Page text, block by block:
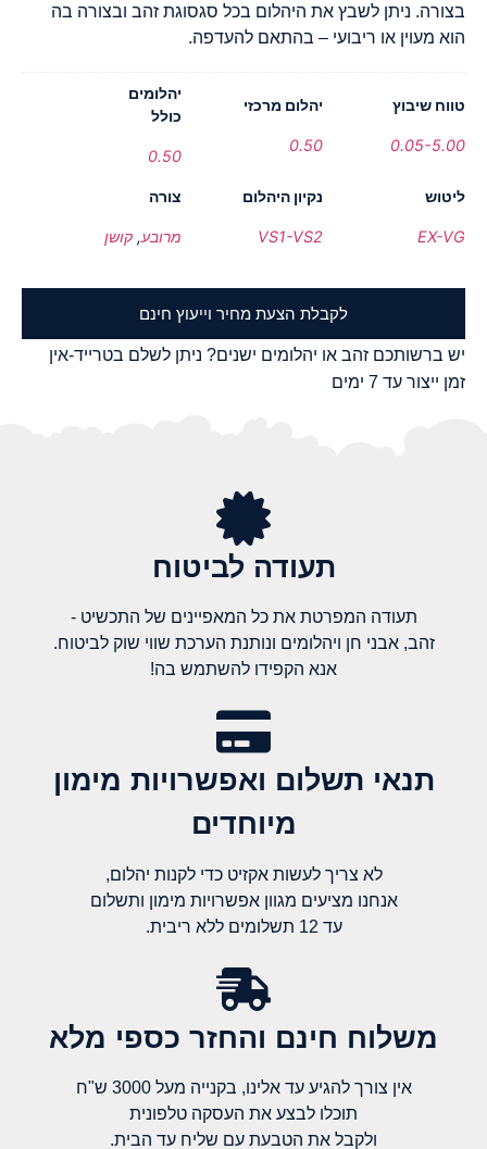
בצורה. ניתן לשבץ את היהלום בכל סגסוגת זהב ובצורה בה
הוא מעוין או ריבועי – בהתאם להעדפה.
טווח שיבוץ
0.05-5.00
יהלום מרכזי
0.50
יהלומים
כולל
0.50
ליטוש
EX-VG
נקיון היהלום
VS1-VS2
צורה
מרובע,קושן
לקבלת הצעת מחיר וייעוץ חינם
יש ברשותכם זהב או יהלומים ישנים? ניתן לשלם בטרייד-אין
זמן ייצור עד 7 ימים
תעודה לביטוח
תעודה המפרטת את כל המאפיינים של התכשיט -
זהב, אבני חן ויהלומים ונותנת הערכת שווי שוק לביטוח.
אנא הקפידו להשתמש בה!
תנאי תשלום ואפשרויות מימון
מיוחדים
לא צריך לעשות אקזיט כדי לקנות יהלום,
אנחנו מציעים מגוון אפשרויות מימון ותשלום
עד 12 תשלומים ללא ריבית.
משלוח חינם והחזר כספי מלא​
אין צורך להגיע עד אלינו, בקנייה מעל 3000 ש"ח
תוכלו לבצע את העסקה טלפונית
ולקבל את הטבעת עם שליח עד הבית.